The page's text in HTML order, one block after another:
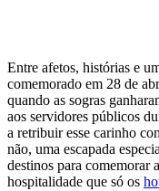
Entre afetos, histórias e
comemorado em 28 de
quando as sogras
aos servidores públicos
a retribuir esse carinho
não, uma escapada
destinos para comemorar
hospitalidade que só os